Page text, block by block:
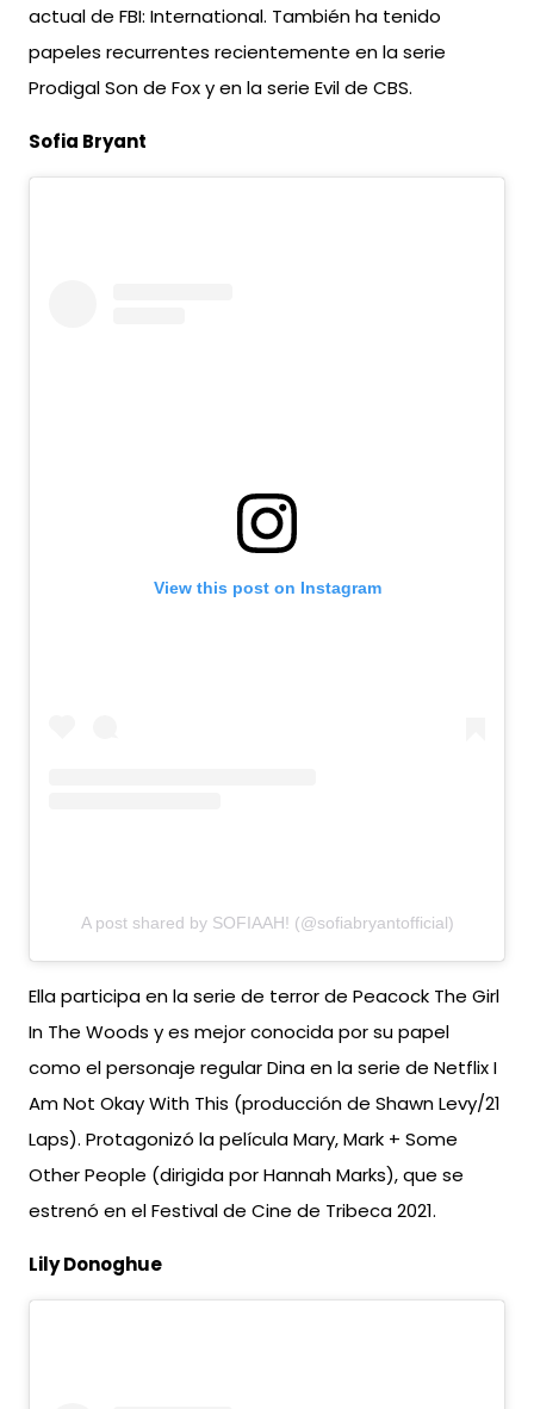
actual de FBI: International. También ha tenido
papeles recurrentes recientemente en la serie
Prodigal Son de Fox y en la serie Evil de CBS.
Sofia Bryant
View this post on Instagram
A post shared by SOFIAAH! (@sofiabryantofficial)
Ella participa en la serie de terror de Peacock The Girl
In The Woods y es mejor conocida por su papel
como el personaje regular Dina en la serie de Netflix I
Am Not Okay With This (producción de Shawn Levy/21
Laps). Protagonizó la película Mary, Mark + Some
Other People (dirigida por Hannah Marks), que se
estrenó en el Festival de Cine de Tribeca 2021.
Lily Donoghue